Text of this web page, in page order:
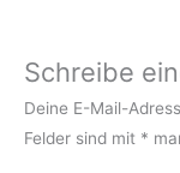
Schreibe
Deine E-Mail-
Felder sind mit *